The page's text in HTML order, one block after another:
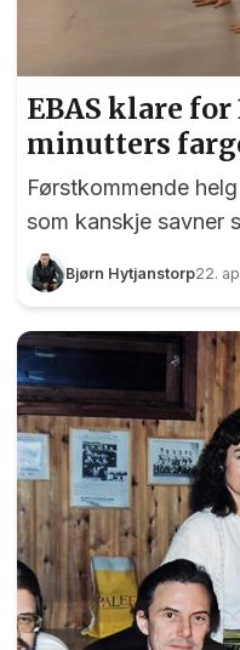
EBAS klare for
minutters
Førstkommende
som kanskje savner
hovedrollene er det
fra Eidsvoll
forrykende og
uke før det braker
turen innom
og det vi fikk se
tidenes beste for
av over 400
Bjørn Hytjanstorp22.